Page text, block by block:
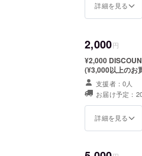
詳細を見る
2,000円
¥2,000
(¥3,000以上のお
支援者：0人
お届け予定：
詳細を見る